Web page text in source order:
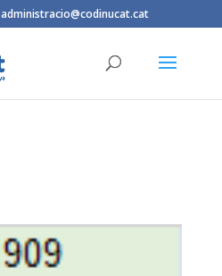
administracio@codinucat.cat